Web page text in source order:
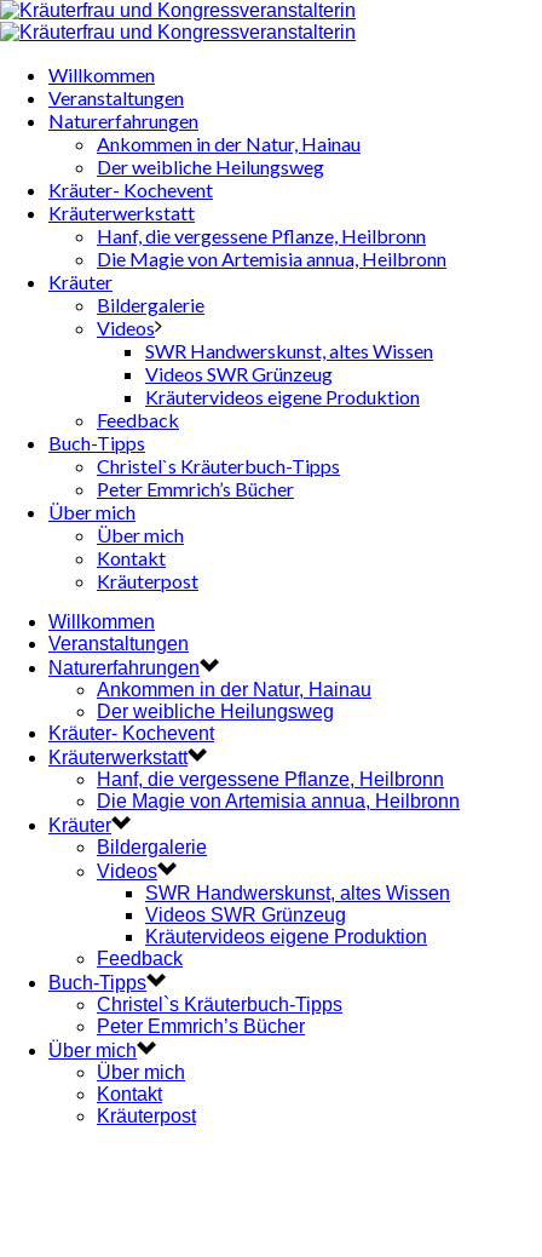
Willkommen
Veranstaltungen
Naturerfahrungen
Ankommen in der Natur, Hainau
Der weibliche Heilungsweg
Kräuter- Kochevent
Kräuterwerkstatt
Hanf, die vergessene Pflanze, Heilbronn
Die Magie von Artemisia annua, Heilbronn
Kräuter
Bildergalerie
Videos
SWR Handwerskunst, altes Wissen
Videos SWR Grünzeug
Kräutervideos eigene Produktion
Feedback
Buch-Tipps
Christel`s Kräuterbuch-Tipps
Peter Emmrich’s Bücher
Über mich
Über mich
Kontakt
Kräuterpost
Willkommen
Veranstaltungen
Naturerfahrungen
Ankommen in der Natur, Hainau
Der weibliche Heilungsweg
Kräuter- Kochevent
Kräuterwerkstatt
Hanf, die vergessene Pflanze, Heilbronn
Die Magie von Artemisia annua, Heilbronn
Kräuter
Bildergalerie
Videos
SWR Handwerskunst, altes Wissen
Videos SWR Grünzeug
Kräutervideos eigene Produktion
Feedback
Buch-Tipps
Christel`s Kräuterbuch-Tipps
Peter Emmrich’s Bücher
Über mich
Über mich
Kontakt
Kräuterpost